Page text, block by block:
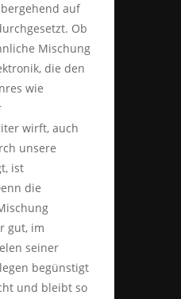
auf
Ob
Mischung
die den
wie
wirft, auch
unsere
ist
die
gut, im
seiner
begünstigt
und bleibt so